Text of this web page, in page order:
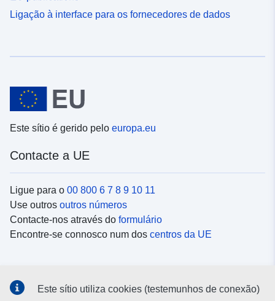
Ligação à interface para os fornecedores de dados
Este sítio é gerido pelo europa.eu
Contacte a UE
Ligue para o 00 800 6 7 8 9 10 11
Use outros outros números
Contacte-nos através do formulário
Encontre-se connosco num dos centros da UE
Este sítio utiliza cookies (testemunhos de conexão)